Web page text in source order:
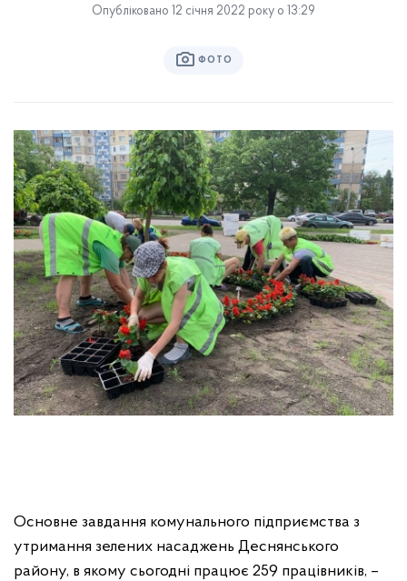
Опубліковано 12 січня 2022 року о 13:29
ФОТО
Основне завдання комунального підприємства з
утримання зелених насаджень Деснянського
району, в якому сьогодні працює 259 працівників, –